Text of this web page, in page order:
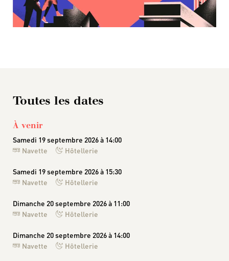
Toutes les dates
À venir
Samedi 19 septembre 2026 à 14:00
Navette
Hôtellerie
Samedi 19 septembre 2026 à 15:30
Navette
Hôtellerie
Dimanche 20 septembre 2026 à 11:00
Navette
Hôtellerie
Dimanche 20 septembre 2026 à 14:00
Navette
Hôtellerie